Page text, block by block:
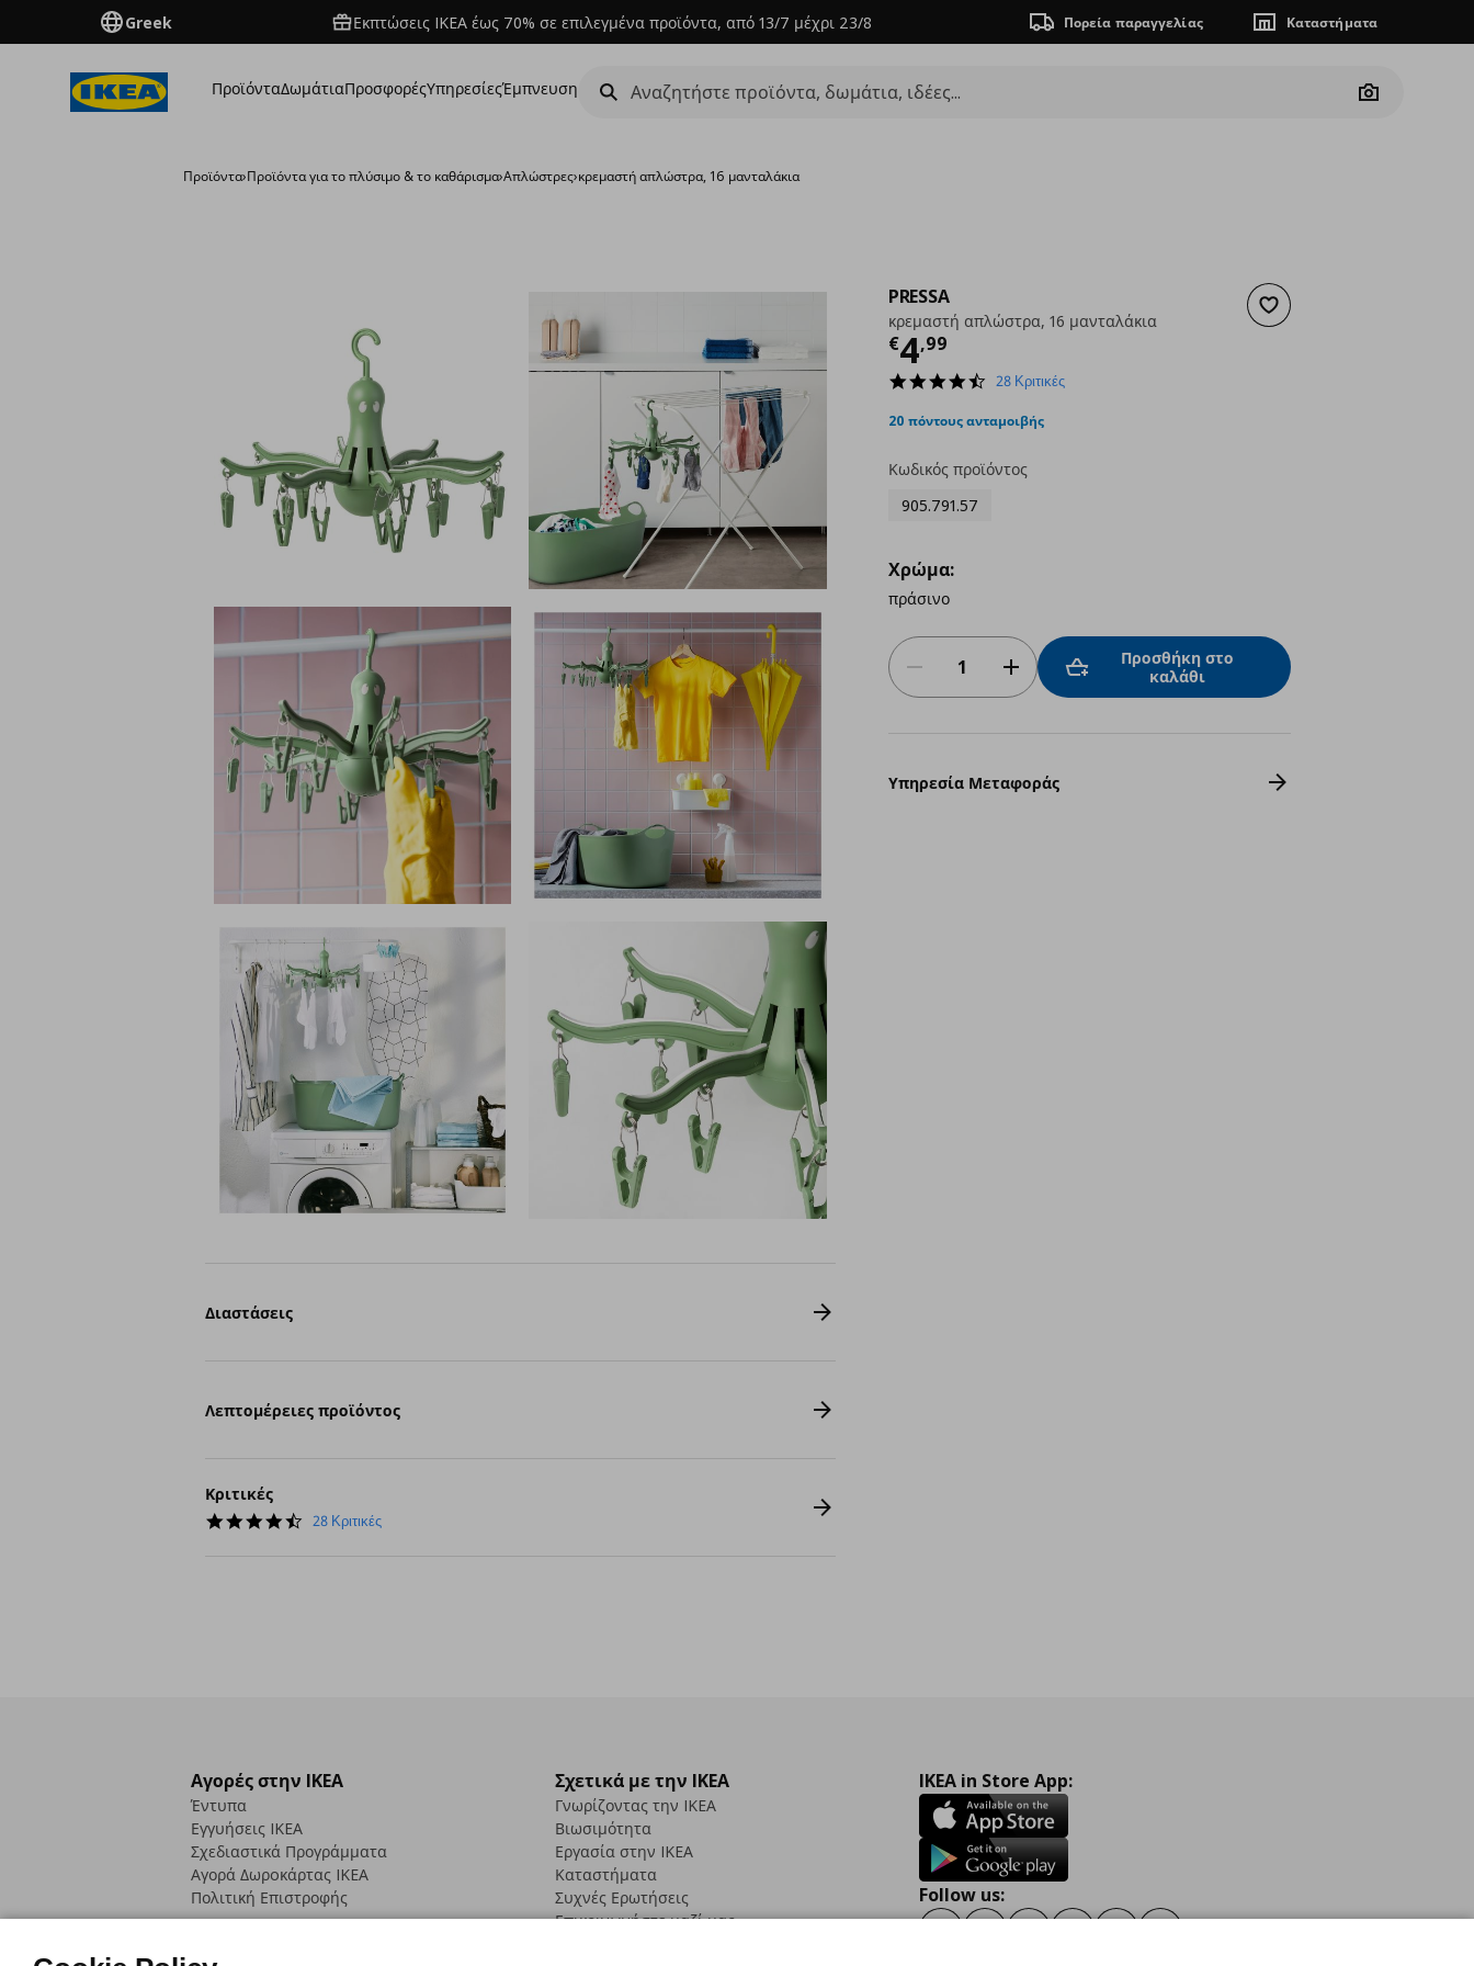
Greek Εκπτώσεις IKEA έως 70% σε επιλεγμένα προϊόντα, από 13/7 μέχρι 23/8 Πορεία παραγγελίας Καταστήματα
ΠροϊόνταΔωμάτιαΠροσφορέςΥπηρεσίεςΈμπνευση
Camera
Προϊόντα›Προϊόντα για το πλύσιμο & το καθάρισμα›Απλώστρες›κρεμαστή απλώστρα, 16 μανταλάκια
Προσθήκη στα αγαπημένα
PRESSA
κρεμαστή απλώστρα, 16 μανταλάκια
€4,99
Τρέχουσα τιμή
4.6
rating
28 Κριτικές
20 πόντους ανταμοιβής
Κωδικός προϊόντος
905.791.57
Χρώμα:
πράσινο
Προσθήκη στο
καλάθι
Υπηρεσία Μεταφοράς
Διαστάσεις
Λεπτομέρειες προϊόντος
Κριτικές
4.6
28 Κριτικές
Αγορές στην IKEA
Έντυπα
Εγγυήσεις IKEA
Σχεδιαστικά Προγράμματα
Αγορά Δωρoκάρτας IKEA
Πολιτική Επιστροφής
Σχετικά με την IKEA
Γνωρίζοντας την IKEA
Βιωσιμότητα
Εργασία στην IKEA
Καταστήματα
Συχνές Ερωτήσεις
Επικοινωνήστε μαζί μας
IKEA in Store App:
Follow us: